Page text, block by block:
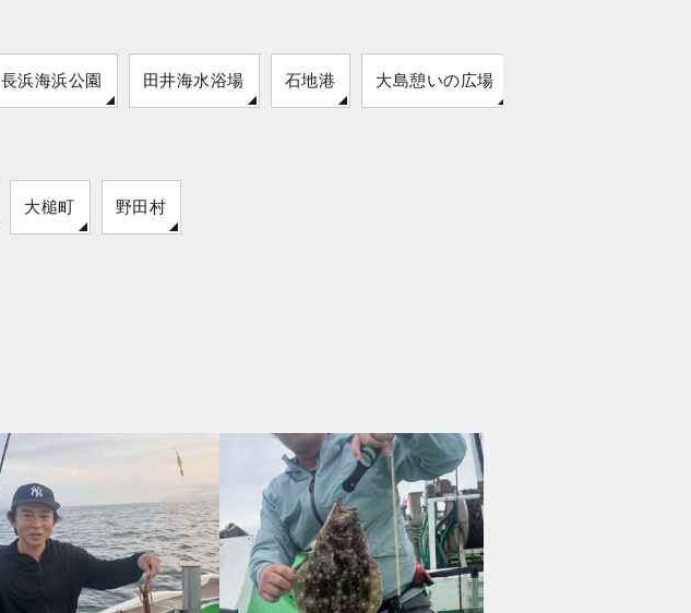
長浜海浜公園 田井海水浴場 石地港 大島憩いの広場
大槌町 野田村